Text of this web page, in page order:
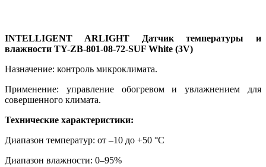
INTELLIGENT ARLIGHT Датчик температуры и
влажности TY-ZB-801-08-72-SUF White (3V)
Назначение: контроль микроклимата.
Применение: управление обогревом и увлажнением для
совершенного климата.
Технические характеристики:
Диапазон температур: от –10 до +50 °C
Диапазон влажности: 0–95%